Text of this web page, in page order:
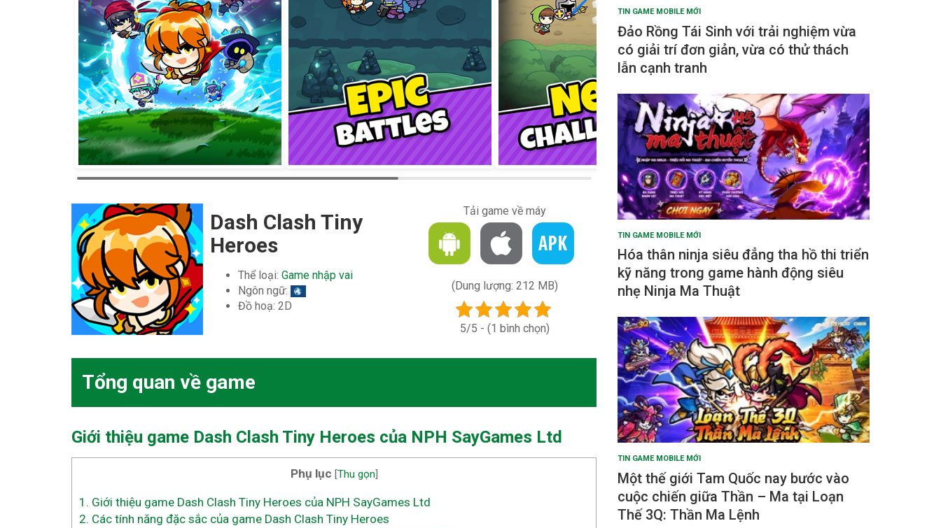
Dash Clash Tiny
Heroes
Thể loại: Game nhập vai
Ngôn ngữ:
Đồ hoạ: 2D
Tải game về máy
(Dung lượng: 212 MB)
5/5 - (1 bình chọn)
Tổng quan về game
Giới thiệu game Dash Clash Tiny Heroes của NPH SayGames Ltd
Phụ lục [Thu gọn]
1. Giới thiệu game Dash Clash Tiny Heroes của NPH SayGames Ltd
2. Các tính năng đặc sắc của game Dash Clash Tiny Heroes
TIN GAME MOBILE MỚI
Đảo Rồng Tái Sinh với trải nghiệm vừa
có giải trí đơn giản, vừa có thử thách
lẫn cạnh tranh
TIN GAME MOBILE MỚI
Hóa thân ninja siêu đẳng tha hồ thi triển
kỹ năng trong game hành động siêu
nhẹ Ninja Ma Thuật
TIN GAME MOBILE MỚI
Một thế giới Tam Quốc nay bước vào
cuộc chiến giữa Thần – Ma tại Loạn
Thế 3Q: Thần Ma Lệnh